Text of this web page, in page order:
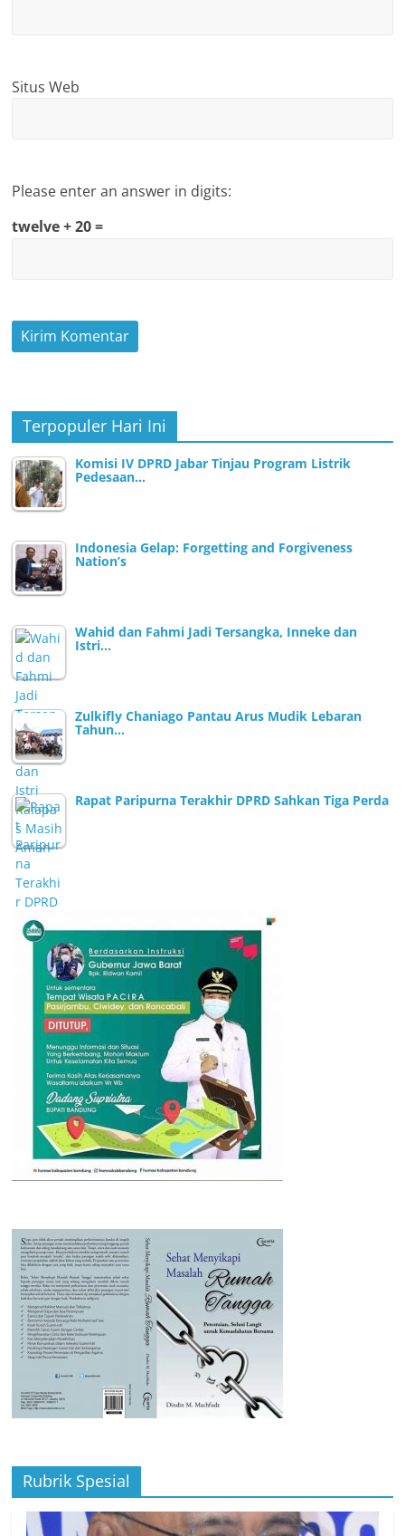
Situs Web
Please enter an answer in digits:
twelve + 20 =
Terpopuler Hari Ini
Komisi IV DPRD Jabar Tinjau Program Listrik
Pedesaan…
Indonesia Gelap: Forgetting and Forgiveness
Nation’s
Wahid dan Fahmi Jadi Tersangka, Inneke dan
Istri…
Zulkifly Chaniago Pantau Arus Mudik Lebaran
Tahun…
Rapat Paripurna Terakhir DPRD Sahkan Tiga Perda
Rubrik Spesial